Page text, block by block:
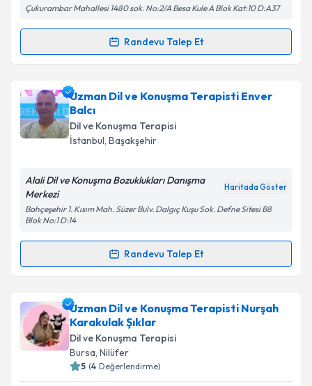
Takvim Talebini Gönder
Çukurambar Mahallesi 1480 sok. No:2/A Besa Kule A Blok Kat:10 D:A37
Randevu Talep Et
Randevu Takvimi Talebi
Uzman Dil ve Konuşma Terapisti Merve
Kahramaner
Size bu uzmandan randevu almanız için bir takvim
hazırlandığında e-posta ile bilgilendireceğiz.
'ni okudum ve kişisel verilerimin belirtilen
kapsamda işlenmesini kabul ediyorum.
Takvim Talebini Gönder
Uzman Dil ve Konuşma Terapisti Enver
Balcı
Dil ve Konuşma Terapisi
İstanbul, Başakşehir
Alali Dil ve Konuşma Bozuklukları Danışma
Merkezi
Haritada Göster
Bahçeşehir 1. Kısım Mah. Süzer Bulv. Dalgıç Kuşu Sok. Defne Sitesi B8
Blok No:1 D:14
Randevu Talep Et
Randevu Takvimi Talebi
Uzman Dil ve Konuşma Terapisti Enver Balcıiçin
randevu takvimi talebi oluşturun. Size bu uzmandan
randevu almanız için bir takvim hazırlandığında e-
posta ile bilgilendireceğiz.
Uzman Dil ve Konuşma Terapisti Nurşah
Karakulak Şıklar
Dil ve Konuşma Terapisi
Bursa, Nilüfer
5 (4 Değerlendirme)